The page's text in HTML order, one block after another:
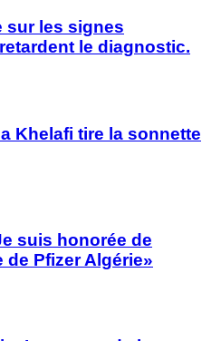
sur les signes
le diagnostic.
Khelafi tire la sonnette
suis honorée de
de Pfizer Algérie»